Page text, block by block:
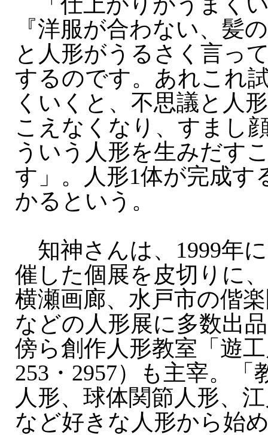
『洋服が合わない、髪
と人形がうるさく言っ
するのです。あれこれ
くいくと、不思議と人
こえなくなり、すまし
ういう人形を生みだす
す」。人形1体が完成す
かるという。
知神さんは、1999年
催した個展を皮切りに
横瀬画廊、水戸市の偕
などの人形展に多数出
傍ら創作人形教室「遊
253・2957）も主宰。「
人形、球体関節人形、
など好きな人形から始